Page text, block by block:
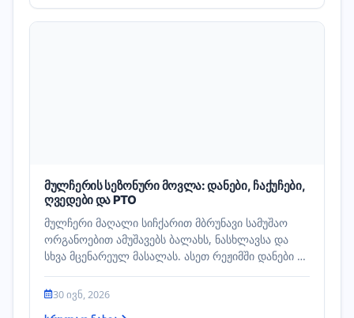
მულჩერის სეზონური მოვლა: დანები, ჩაქუჩები,
ღვედები და PTO
მულჩერი მაღალი სიჩქარით მბრუნავი სამუშაო
ორგანოებით ამუშავებს ბალახს, ნასხლავსა და
სხვა მცენარეულ მასალას. ასეთ რეჟიმში დანები ან
30 ივნ, 2026